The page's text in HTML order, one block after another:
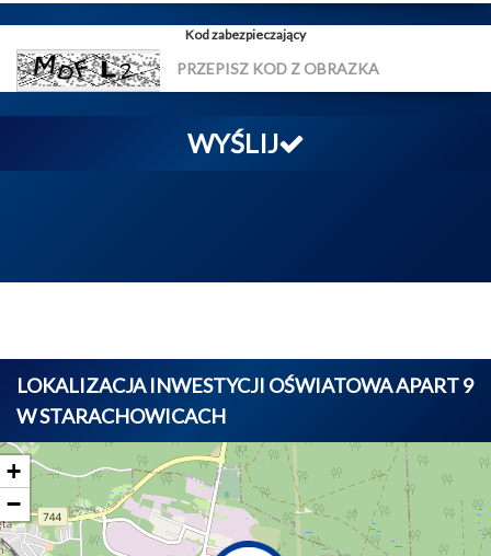
Kod zabezpieczający
WYŚLIJ
LOKALIZACJA INWESTYCJI OŚWIATOWA APART 9
W STARACHOWICACH
+
−